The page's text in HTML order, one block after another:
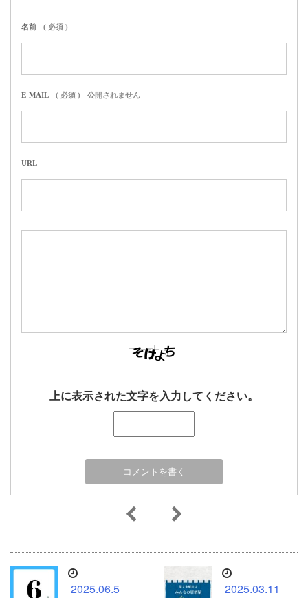
名前 ( 必須 )
E-MAIL ( 必須 ) - 公開されません -
URL
上に表示された文字を入力してください。
2025.06.5 2025.03.11